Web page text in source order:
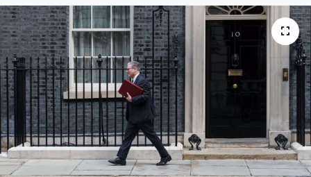
Ramazan
Resmi İlanlar
Rüya Tabirleri
Sağlık
Savunma Sanayi